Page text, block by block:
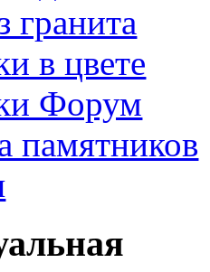
гранита
в цвете
Форум
памятников